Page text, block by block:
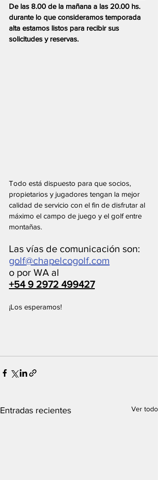
De las 8.00 de la mañana a las 20.00 hs.
durante lo que consideramos temporada
alta estamos listos para recibir sus
solicitudes y reservas.
Todo está dispuesto para que socios,
propietarios y jugadores tengan la mejor
calidad de servicio con el fin de disfrutar al
máximo el campo de juego y el golf entre
montañas.
Las vías de comunicación son:
golf@chapelcogolf.com
o por WA al
+54 9 2972 499427
¡Los esperamos!
Entradas recientes Ver todo